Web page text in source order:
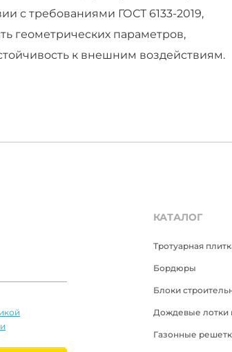
с требованиями ГОСТ 6133-2019,
геометрических параметров,
к внешним воздействиям.
КАТАЛОГ
Тротуарная
Бордюры
Блоки
Дождевые лотки
Газонные